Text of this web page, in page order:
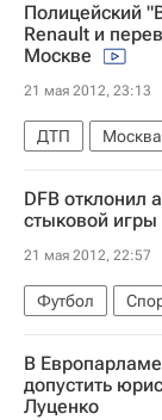
Полицейский
Renault и
Москве
21 мая 2012, 23:13
ДТП Москва
DFB отклонил
стыковой
21 мая 2012, 22:57
Футбол
Герта
В
допустить
Луценко